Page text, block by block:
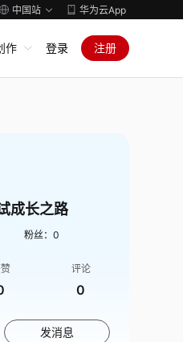
中国站 华为云App
作 登录 注册
成长之路
粉丝： 0
评论
0
发消息